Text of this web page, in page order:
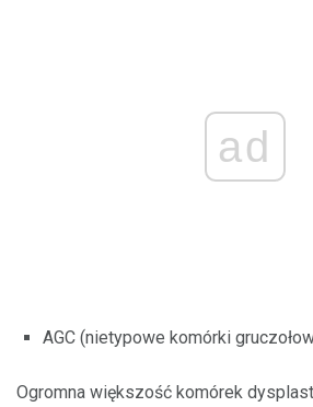
ad
AGC (nietypowe komórki
Ogromna większość komórek